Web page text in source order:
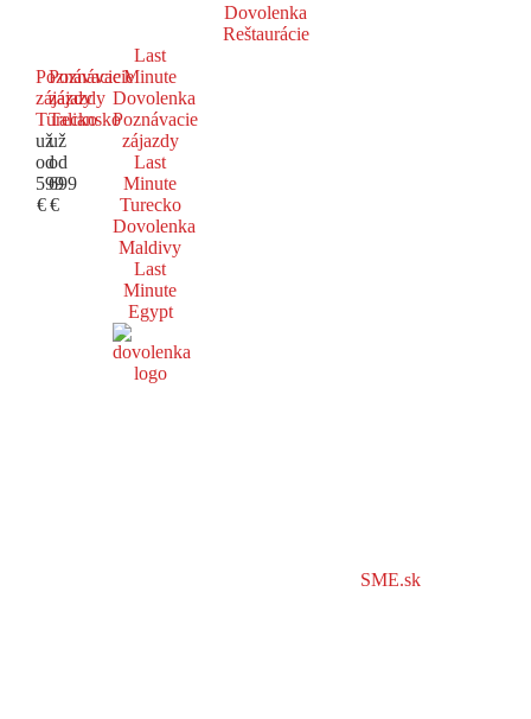
Dovolenka
Reštaurácie
Poznávacie
zájazdy
Turecko
už
od
599
€
Poznávacie
zájazdy
Taliansko
už
od
699
€
Last
Minute
Dovolenka
Poznávacie
zájazdy
Last
Minute
Turecko
Dovolenka
Maldivy
Last
Minute
Egypt
SME.sk